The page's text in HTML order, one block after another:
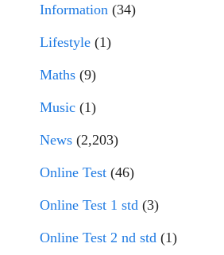
Information (34)
Lifestyle (1)
Maths (9)
Music (1)
News (2,203)
Online Test (46)
Online Test 1 std (3)
Online Test 2 nd std (1)